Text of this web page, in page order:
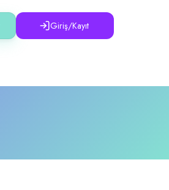
Giriş/Kayıt